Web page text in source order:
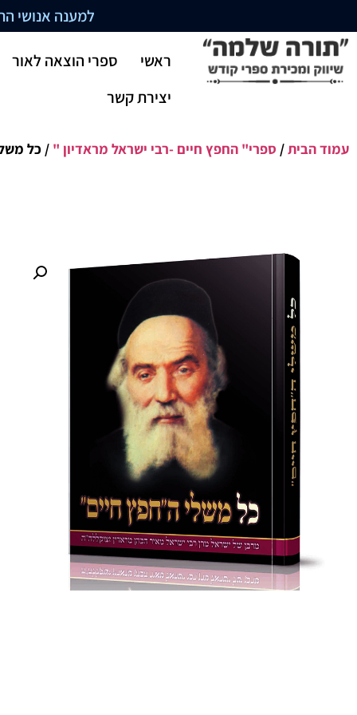
למענה אנושי התקשרו
ראשי
ספרי הוצאה לאור
יצירת קשר
עמוד הבית/ ספרי" החפץ חיים -רבי ישראל מראדיון " / כל